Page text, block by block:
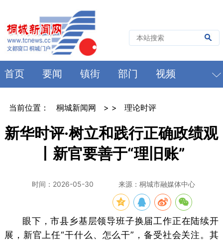
首页 要闻 镇街 部门 视频
当前位置： 桐城新闻网 > > 理论时评
新华时评·树立和践行正确政绩观
丨新官要善于“理旧账”
时间：2026-05-30 来源：桐城市融媒体中心
眼下，市县乡基层领导班子换届工作正在陆续开
展，新官上任“干什么、怎么干”，备受社会关注。其